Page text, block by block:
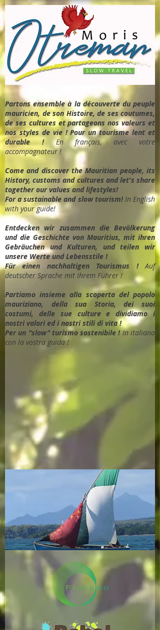
Partons ensemble à la découverte du peuple
mauricien, de son Histoire, de ses coutumes,
de ses cultures et partageons nos valeurs et
nos styles de vie ! Pour un tourisme lent et
durable !En français, avec votre
accompagnateur !
Come and discover the Mauritian people, its
History, customs and cultures and let's share
together our values and lifestyles!
For a sustainable and slow tourism! In English
with your guide!
Entdecken wir zusammen die Bevölkerung
und die Geschichte von Mauritius, mit ihren
Gebräuchen und Kulturen, und teilen wir
unsere Werte und Lebensstile !
Für einen nachhaltigen Tourismus !Auf
deutscher Sprache mit Ihrem Führer !
Partiamo insieme alla scoperta del popolo
mauriziano, della sua Storia, dei suoi
costumi, delle sue culture e dividiamo i
nostri valori ed i nostri stili di vita !
Per un "slow" turismo sostenibile !In italiano
con la vostra guida !